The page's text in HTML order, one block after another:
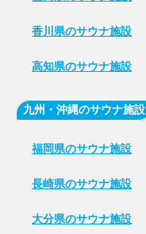
香川県のサウナ施設
高知県のサウナ施設
九州・沖縄のサウナ施設
福岡県のサウナ施設
長崎県のサウナ施設
大分県のサウナ施設